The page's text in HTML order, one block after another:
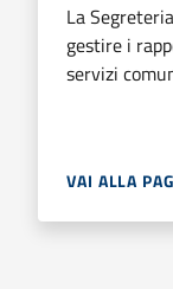
La
gestire i
servizi
VAI ALLA